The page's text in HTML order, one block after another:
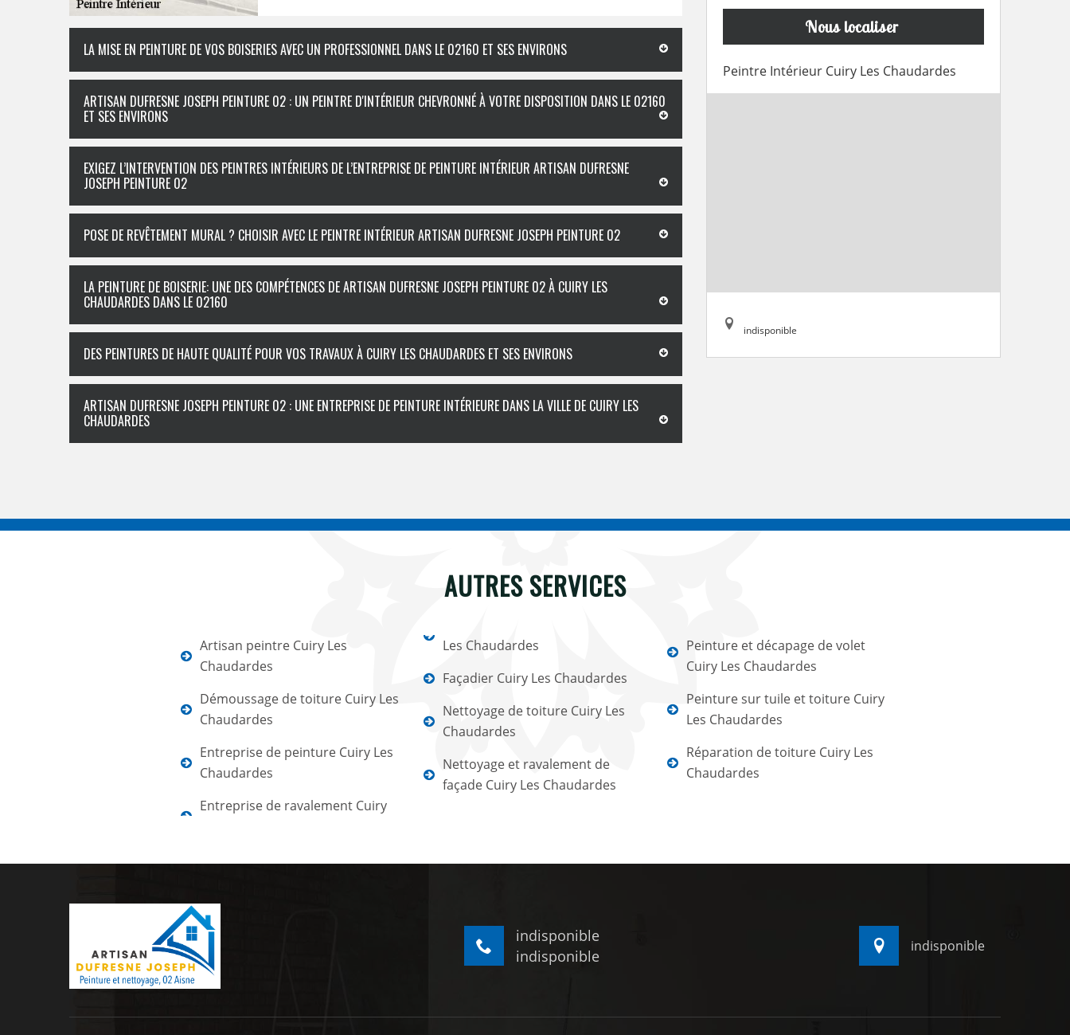
LA MISE EN PEINTURE DE VOS BOISERIES AVEC UN PROFESSIONNEL DANS LE 02160 ET SES ENVIRONS
ARTISAN DUFRESNE JOSEPH PEINTURE 02 : UN PEINTRE D'INTÉRIEUR CHEVRONNÉ À VOTRE DISPOSITION DANS LE 02160
ET SES ENVIRONS
EXIGEZ L’INTERVENTION DES PEINTRES INTÉRIEURS DE L’ENTREPRISE DE PEINTURE INTÉRIEUR ARTISAN DUFRESNE
JOSEPH PEINTURE 02
POSE DE REVÊTEMENT MURAL ? CHOISIR AVEC LE PEINTRE INTÉRIEUR ARTISAN DUFRESNE JOSEPH PEINTURE 02
LA PEINTURE DE BOISERIE: UNE DES COMPÉTENCES DE ARTISAN DUFRESNE JOSEPH PEINTURE 02 À CUIRY LES
CHAUDARDES DANS LE 02160
DES PEINTURES DE HAUTE QUALITÉ POUR VOS TRAVAUX À CUIRY LES CHAUDARDES ET SES ENVIRONS
ARTISAN DUFRESNE JOSEPH PEINTURE 02 : UNE ENTREPRISE DE PEINTURE INTÉRIEURE DANS LA VILLE DE CUIRY LES
CHAUDARDES
Nous localiser
Peintre Intérieur Cuiry Les Chaudardes
indisponible
AUTRES SERVICES
Artisan peintre Cuiry Les
Chaudardes
Démoussage de toiture Cuiry Les
Chaudardes
Entreprise de peinture Cuiry Les
Chaudardes
Entreprise de ravalement Cuiry
Les Chaudardes
Façadier Cuiry Les Chaudardes
Nettoyage de toiture Cuiry Les
Chaudardes
Nettoyage et ravalement de
façade Cuiry Les Chaudardes
Peinture et décapage de volet
Cuiry Les Chaudardes
Peinture sur tuile et toiture Cuiry
Les Chaudardes
Réparation de toiture Cuiry Les
Chaudardes
indisponible
indisponible
indisponible